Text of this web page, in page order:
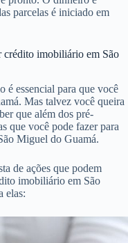
do Guamá. Se tudo
e então tanto o
para assiná-lo.
em cartório em São
registrado deve ser
atesta a alienação do
pronto. O dinheiro é
parcelas é iniciado em
crédito imobiliário em São